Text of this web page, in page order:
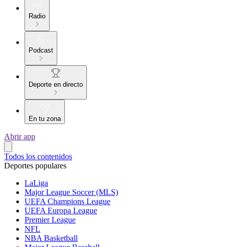
Radio
Podcast
Deporte en directo
En tu zona
Abrir app
Todos los contenidos
Deportes populares
LaLiga
Major League Soccer (MLS)
UEFA Champions League
UEFA Europa League
Premier League
NFL
NBA Basketball